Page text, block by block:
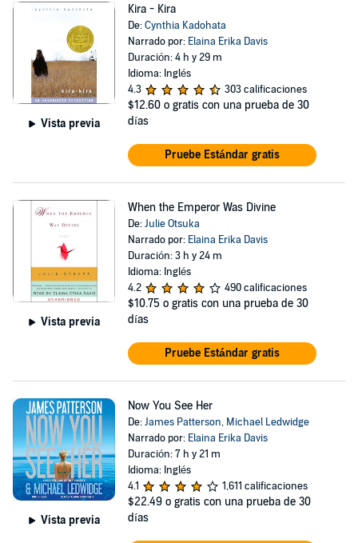
Vista previa
Kira - Kira
De:Cynthia Kadohata
Narrado por: Elaina Erika Davis
Duración: 4 h y 29 m
Idioma: Inglés
4.3
303 calificaciones
$12.60 o gratis con una prueba de 30
días
Pruebe Estándar gratis
Vista previa
When the Emperor Was Divine
De:Julie Otsuka
Narrado por: Elaina Erika Davis
Duración: 3 h y 24 m
Idioma: Inglés
4.2
490 calificaciones
$10.75 o gratis con una prueba de 30
días
Pruebe Estándar gratis
Vista previa
Now You See Her
De:James Patterson, Michael Ledwidge
Narrado por: Elaina Erika Davis
Duración: 7 h y 21 m
Idioma: Inglés
4.1
1,611 calificaciones
$22.49 o gratis con una prueba de 30
días